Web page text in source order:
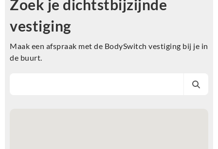
Zoek je dichtstbijzijnde
vestiging
Maak een afspraak met de BodySwitch vestiging bij je in
de buurt.